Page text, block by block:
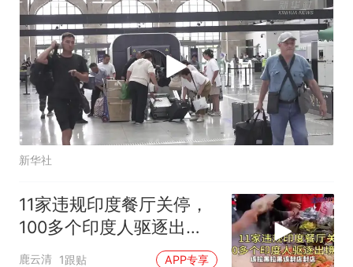
新华社
11家违规印度餐厅关停，
100多个印度人驱逐出
境！
鹿云清 1跟贴 APP专享